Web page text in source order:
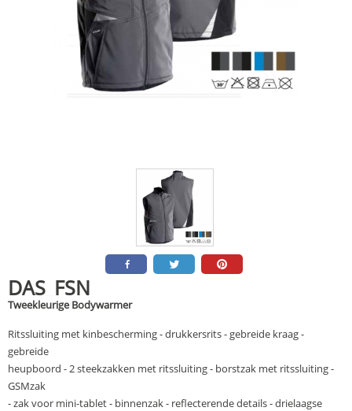
DAS_FSN
Tweekleurige Bodywarmer
Ritssluiting met kinbescherming - drukkersrits - gebreide kraag -
gebreide
heupboord - 2 steekzakken met ritssluiting - borstzak met ritssluiting -
GSMzak
- zak voor mini-tablet - binnenzak - reflecterende details - drielaagse